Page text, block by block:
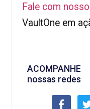
Fale com
VaultOne em
ACOMPANHE
nossas redes